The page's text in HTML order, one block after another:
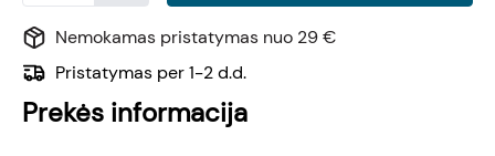
Nemokamas pristatymas nuo 29 €
Pristatymas per 1-2 d.d.
Prekės informacija